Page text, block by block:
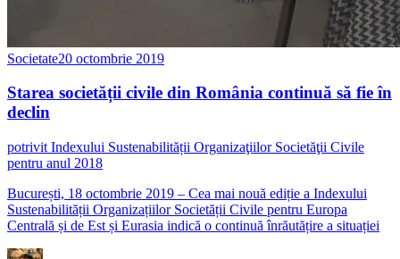
Societate20 octombrie 2019
Starea societății civile din România continuă să fie în
declin
potrivit Indexului Sustenabilității Organizaţiilor Societăţii Civile
pentru anul 2018
București, 18 octombrie 2019 – Cea mai nouă ediție a Indexului
Sustenabilității Organizațiilor Societății Civile pentru Europa
Centrală și de Est și Eurasia indică o continuă înrăutățire a situației